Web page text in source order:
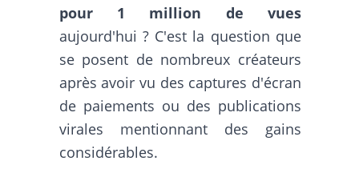
pour 1 million de vues
aujourd'hui ? C'est la question que
se posent de nombreux créateurs
après avoir vu des captures d'écran
de paiements ou des publications
virales mentionnant des gains
considérables.